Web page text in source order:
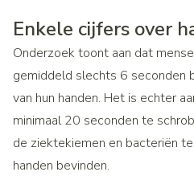
Enkele cijfers over
Onderzoek toont aan dat
gemiddeld slechts 6 seconden
van hun handen. Het is echter
minimaal 20 seconden te
de ziektekiemen en bacteriën
handen bevinden.